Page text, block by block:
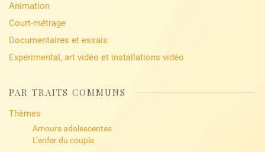
Animation
Court-métrage
Documentaires et essais
Expérimental, art vidéo et installations vidéo
PAR TRAITS COMMUNS
Thèmes
Amours adolescentes
L’enfer du couple